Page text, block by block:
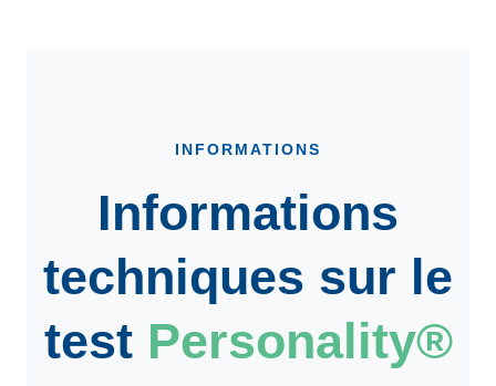
INFORMATIONS
Informations
techniques sur le
test Personality®